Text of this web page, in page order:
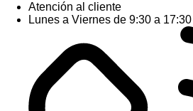
Atención al cliente
Lunes a Viernes de 9:30 a 17:30